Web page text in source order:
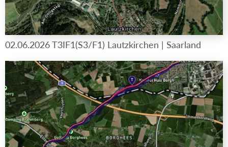
02.06.2026 T3IF1(S3/F1) Lautzkirchen | Saarland